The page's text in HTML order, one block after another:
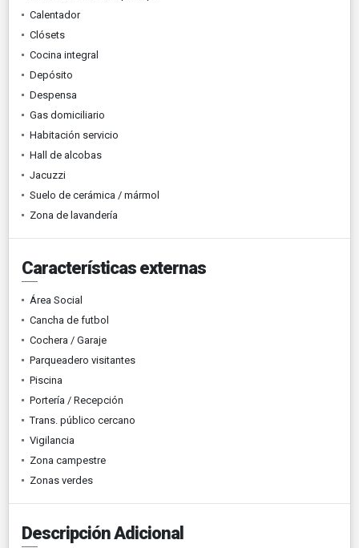
Calentador
Clósets
Cocina integral
Depósito
Despensa
Gas domiciliario
Habitación servicio
Hall de alcobas
Jacuzzi
Suelo de cerámica / mármol
Zona de lavandería
Características externas
Área Social
Cancha de futbol
Cochera / Garaje
Parqueadero visitantes
Piscina
Portería / Recepción
Trans. público cercano
Vigilancia
Zona campestre
Zonas verdes
Descripción Adicional